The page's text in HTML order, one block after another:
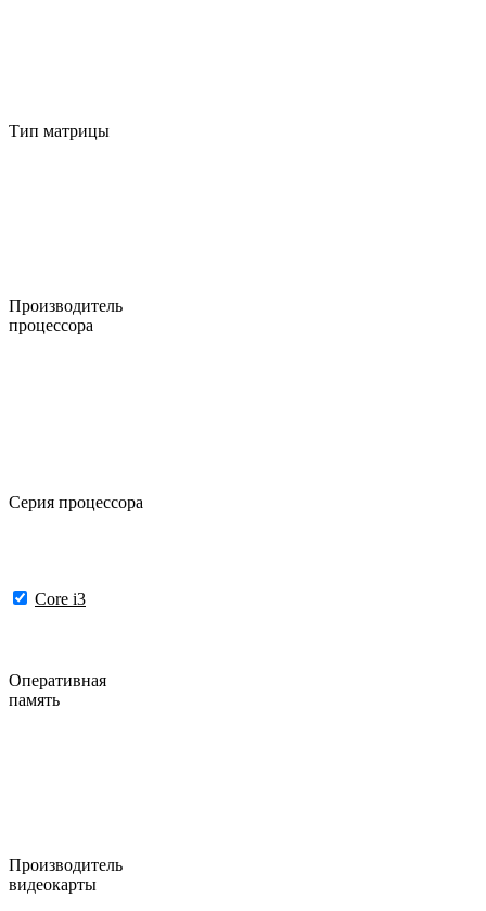
Тип матрицы
Производитель
процессора
Серия процессора
Core i3
Оперативная
память
Производитель
видеокарты